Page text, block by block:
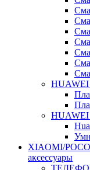
HUAWEI
XIAOMI/
аксессуары